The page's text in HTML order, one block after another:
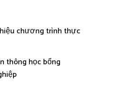
chương trình thực
thông học bổng